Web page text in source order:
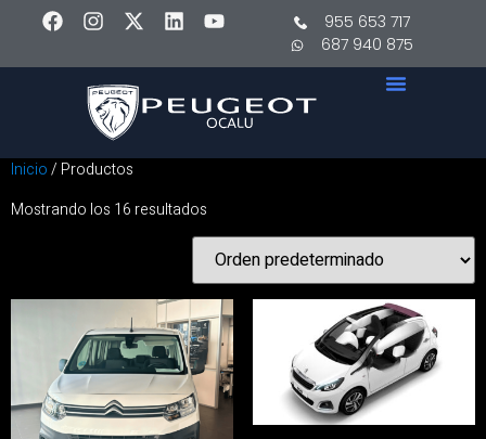
955 653 717
687 940 875
Inicio/ Productos
Mostrando los 16 resultados